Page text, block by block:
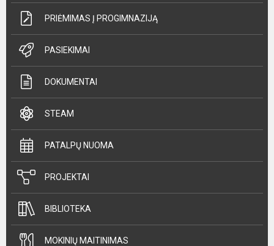
PRIĖMIMAS Į PROGIMNAZIJĄ
PASIEKIMAI
DOKUMENTAI
STEAM
PATALPŲ NUOMA
PROJEKTAI
BIBLIOTEKA
MOKINIŲ MAITINIMAS